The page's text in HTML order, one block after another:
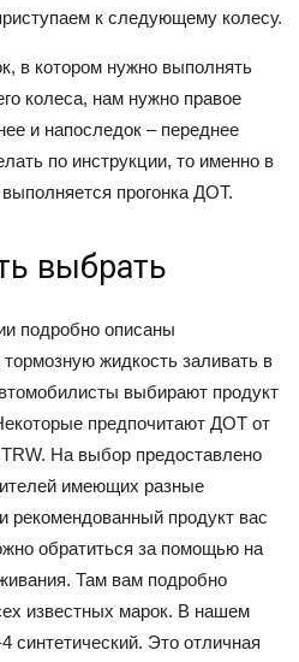
к следующему колесу.
в котором нужно выполнять
колеса, нам нужно правое
и напоследок – переднее
по инструкции, то именно в
прогонка ДОТ.
выбрать
подробно описаны
жидкость заливать в
выбирают продукт
предпочитают ДОТ от
На выбор предоставлено
имеющих разные
рекомендованный продукт вас
обратиться за помощью на
Там вам подробно
известных марок. В нашем
синтетический. Это отличная